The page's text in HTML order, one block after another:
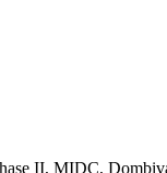
II, MIDC,